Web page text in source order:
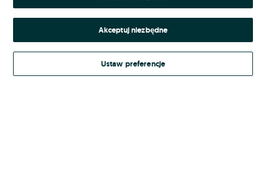
Kontynuując za pośrednictwem jednego z dostawców wskazanych powyżej,
Regulamin serwisu OLX.pl w jego aktualnym brzmieniu.
Akceptuj niezbędne
Ustaw preferencje